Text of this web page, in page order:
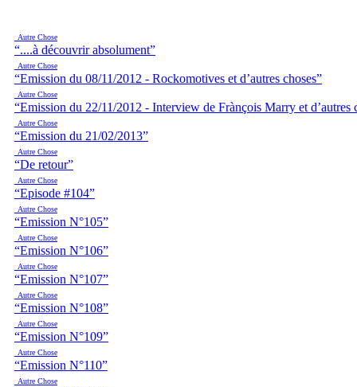
Autre Chose
“....à découvrir absolument”
Autre Chose
“Emission du 08/11/2012 - Rockomotives et d’autres choses”
Autre Chose
“Emission du 22/11/2012 - Interview de Frànçois Marry et d’autres
Autre Chose
“Emission du 21/02/2013”
Autre Chose
“De retour”
Autre Chose
“Episode #104”
Autre Chose
“Emission N°105”
Autre Chose
“Emission N°106”
Autre Chose
“Emission N°107”
Autre Chose
“Emission N°108”
Autre Chose
“Emission N°109”
Autre Chose
“Emission N°110”
Autre Chose